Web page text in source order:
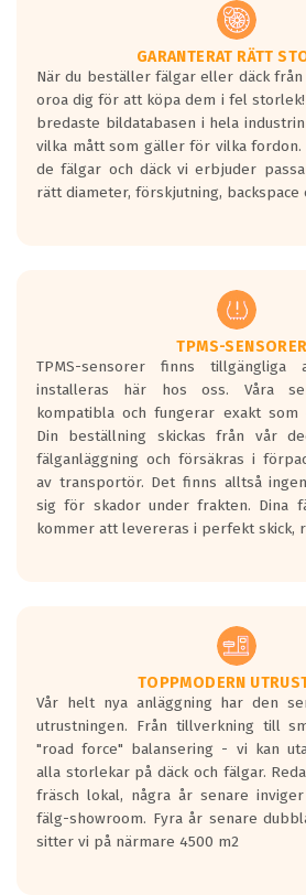
GARANTERAT RÄTT
När du beställer fälgar eller däck
oroa dig för att köpa dem i fel
bredaste bildatabasen i hela
vilka mått som gäller för vilka
de fälgar och däck vi erbjuder
rätt diameter, förskjutning, backspace
TPMS-SENSORER
TPMS-sensorer finns
installeras här hos oss. Våra
kompatibla och fungerar exakt som
Din beställning skickas från vår
fälganläggning och försäkras i
av transportör. Det finns alltså
sig för skador under frakten. Dina
kommer att levereras i perfekt skick,
TOPPMODERN
Vår helt nya anläggning har den
utrustningen. Från tillverkning till
"road force" balansering - vi kan
alla storlekar på däck och fälgar.
fräsch lokal, några år senare
fälg-showroom. Fyra år senare
sitter vi på närmare 4500 m2